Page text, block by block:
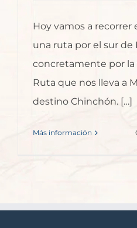
Hoy vamos a recorrer
una ruta por el sur de
concretamente por la
Ruta que nos lleva a
destino Chinchón. […]
Más información